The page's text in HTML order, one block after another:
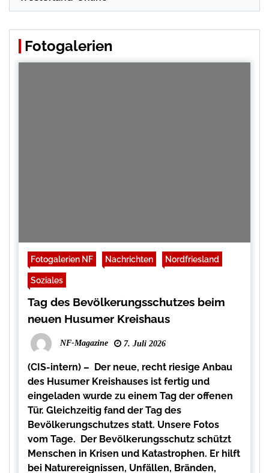
Fotogalerien
Fotogalerien NF Nachrichten Nordfriesland
Soziales
Tag des Bevölkerungsschutzes beim
neuen Husumer Kreishaus
NF-Magazine 7. Juli 2026
(CIS-intern) – Der neue, recht riesige Anbau
des Husumer Kreishauses ist fertig und
eingeladen wurde zu einem Tag der offenen
Tür. Gleichzeitig fand der Tag des
Bevölkerungschutzes statt. Unsere Fotos
vom Tage. Der Bevölkerungsschutz schützt
Menschen in Krisen und Katastrophen. Er hilft
bei Naturereignissen, Unfällen, Bränden,